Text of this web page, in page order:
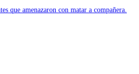
que amenazaron con matar a compañera.